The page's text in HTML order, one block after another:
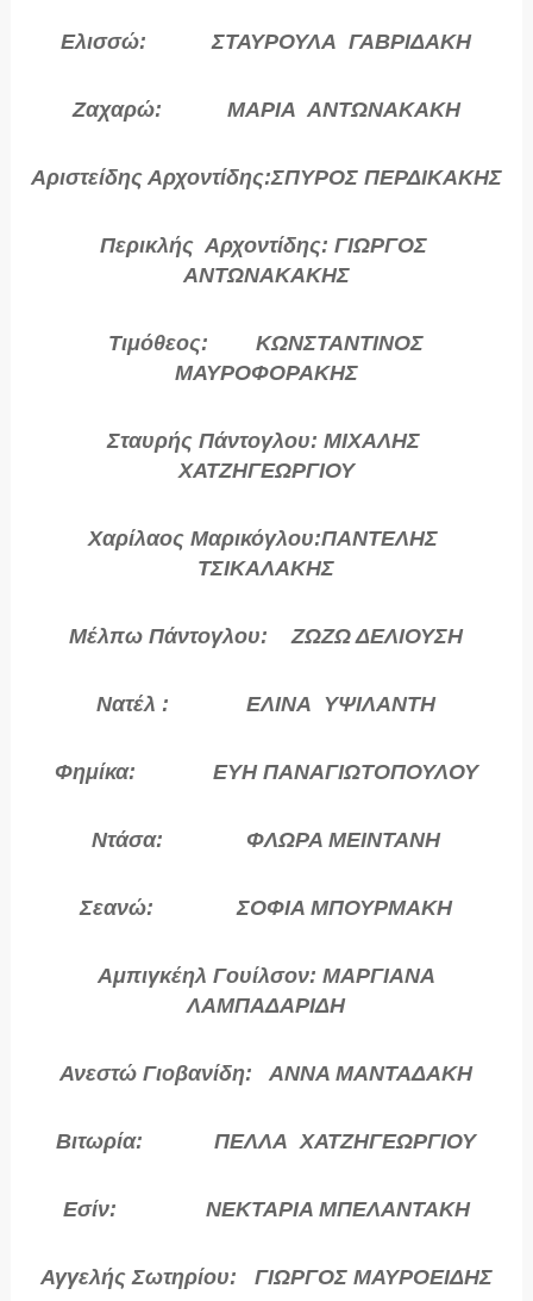
Ελισσώ: ΣΤΑΥΡΟΥΛΑ ΓΑΒΡΙΔΑΚΗ
Ζαχαρώ: ΜΑΡΙΑ ΑΝΤΩΝΑΚΑΚΗ
Αριστείδης Αρχοντίδης:ΣΠΥΡΟΣ ΠΕΡΔΙΚΑΚΗΣ
Περικλής Αρχοντίδης: ΓΙΩΡΓΟΣ
ΑΝΤΩΝΑΚΑΚΗΣ
Τιμόθεος: ΚΩΝΣΤΑΝΤΙΝΟΣ
ΜΑΥΡΟΦΟΡΑΚΗΣ
Σταυρής Πάντογλου: ΜΙΧΑΛΗΣ
ΧΑΤΖΗΓΕΩΡΓΙΟΥ
Χαρίλαος Μαρικόγλου:ΠΑΝΤΕΛΗΣ
ΤΣΙΚΑΛΑΚΗΣ
Μέλπω Πάντογλου: ΖΩΖΩ ΔΕΛΙΟΥΣΗ
Νατέλ : ΕΛΙΝΑ ΥΨΙΛΑΝΤΗ
Φημίκα: ΕΥΗ ΠΑΝΑΓΙΩΤΟΠΟΥΛΟΥ
Ντάσα: ΦΛΩΡΑ ΜΕΙΝΤΑΝΗ
Σεανώ: ΣΟΦΙΑ ΜΠΟΥΡΜΑΚΗ
Αμπιγκέηλ Γουίλσον: ΜΑΡΓΙΑΝΑ
ΛΑΜΠΑΔΑΡΙΔΗ
Ανεστώ Γιοβανίδη: ΑΝΝΑ ΜΑΝΤΑΔΑΚΗ
Βιτωρία: ΠΕΛΛΑ ΧΑΤΖΗΓΕΩΡΓΙΟΥ
Εσίν: ΝΕΚΤΑΡΙΑ ΜΠΕΛΑΝΤΑΚΗ
Αγγελής Σωτηρίου: ΓΙΩΡΓΟΣ ΜΑΥΡΟΕΙΔΗΣ